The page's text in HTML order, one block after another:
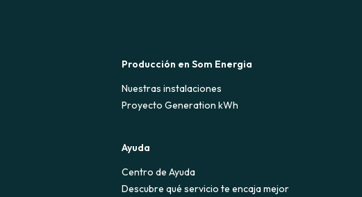
Producción en Som Energia
Nuestras instalaciones
Proyecto Generation kWh
Ayuda
Centro de Ayuda
Descubre qué servicio te encaja mejor